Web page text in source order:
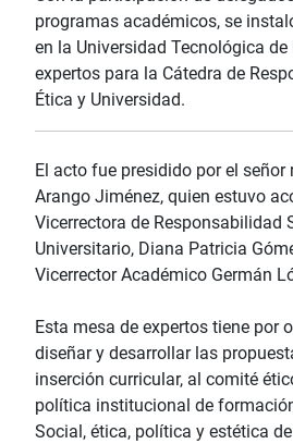
programas académicos, se
en la Universidad Tecnológica de
expertos para la Cátedra de
Ética y Universidad.
El acto fue presidido por el señor
Arango Jiménez, quien estuvo
Vicerrectora de Responsabilidad
Universitario, Diana Patricia
Vicerrector Académico Germán
Esta mesa de expertos tiene por
diseñar y desarrollar las
inserción curricular, al comité
política institucional de
Social, ética, política y estética